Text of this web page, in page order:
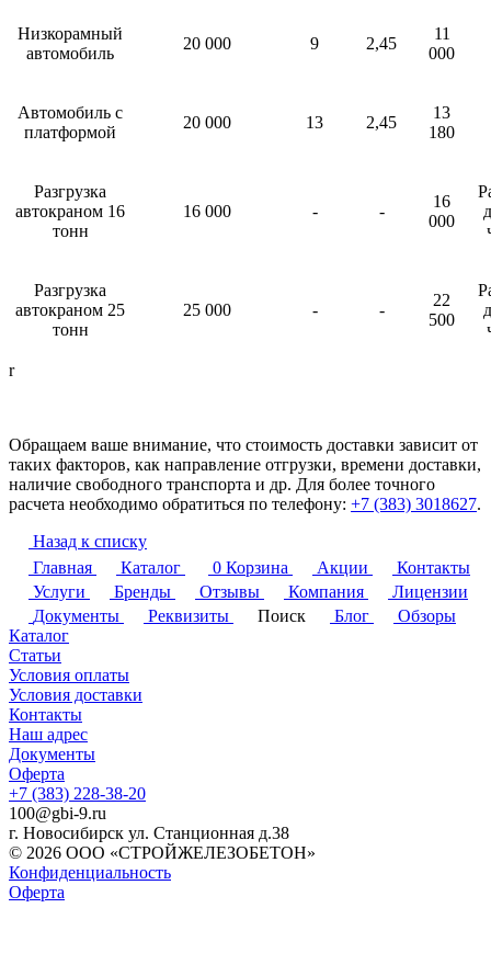
Низкорамный
автомобиль
20 000 9 2,45
11
000
Автомобиль с
платформой
20 000 13 2,45
13
180
Разгрузка
автокраном 16
тонн
16 000 - -
16
000
Разгрузка
автокраном 25
тонн
25 000 - -
22
500
r
Обращаем ваше внимание, что стоимость доставки зависит от
таких факторов, как направление отгрузки, времени доставки,
наличие свободного транспорта и др. Для более точного
расчета необходимо обратиться по телефону: +7 (383) 3018627.
Назад к списку
Главная
Каталог 0 Корзина Акции
Контакты
Услуги
Бренды Отзывы Компания
Лицензии
Документы
Реквизиты Поиск Блог
Обзоры
Каталог
Статьи
Условия оплаты
Условия доставки
Контакты
Наш адрес
Документы
Оферта
+7 (383) 228-38-20
100@gbi-9.ru
г. Новосибирск ул. Станционная д.38
© 2026 ООО «СТРОЙЖЕЛЕЗОБЕТОН»
Конфиденциальность
Оферта